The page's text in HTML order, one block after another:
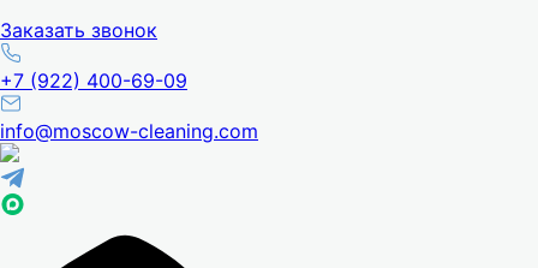
Заказать звонок
+7 (922) 400-69-09
info@moscow-cleaning.com